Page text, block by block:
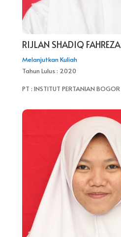
RIJLAN SHADIQ FAHREZA
Melanjutkan Kuliah
Tahun Lulus : 2020
PT : INSTITUT PERTANIAN BOGOR